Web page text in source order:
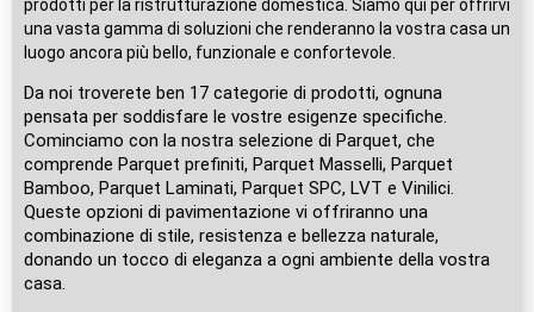
prodotti per la ristrutturazione domestica. Siamo qui per offrirvi
una vasta gamma di soluzioni che renderanno la vostra casa un
luogo ancora più bello, funzionale e confortevole.
Da noi troverete ben 17 categorie di prodotti, ognuna
pensata per soddisfare le vostre esigenze specifiche.
Cominciamo con la nostra selezione di Parquet, che
comprende Parquet prefiniti, Parquet Masselli, Parquet
Bamboo, Parquet Laminati, Parquet SPC, LVT e Vinilici.
Queste opzioni di pavimentazione vi offriranno una
combinazione di stile, resistenza e bellezza naturale,
donando un tocco di eleganza a ogni ambiente della vostra
casa.